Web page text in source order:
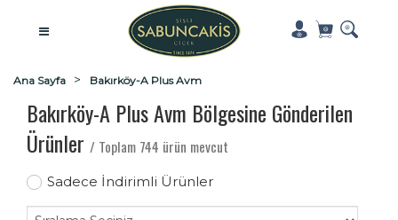
Ana Sayfa Bakırköy-A Plus Avm
Bakırköy-A Plus Avm Bölgesine Gönderilen
Ürünler / Toplam 744 ürün mevcut
Sadece İndirimli Ürünler